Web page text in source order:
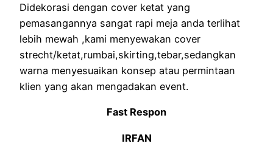
Didekorasi dengan cover ketat yang
pemasangannya sangat rapi meja anda terlihat
lebih mewah ,kami menyewakan cover
strecht/ketat,rumbai,skirting,tebar,sedangkan
warna menyesuaikan konsep atau permintaan
klien yang akan mengadakan event.
Fast Respon
IRFAN